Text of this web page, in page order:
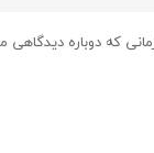
که دوباره